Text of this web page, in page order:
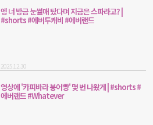
엥 너 방금 눈썰매 탔다며 지금은 스파라고? |
#shorts #에버투캐비 #에버랜드
2025.12.30
영상에 '카피바라 붕어빵' 몇 번 나왔게 | #shorts #
에버랜드 #Whatever